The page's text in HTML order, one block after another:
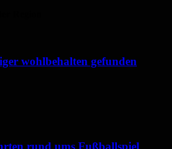
wohlbehalten gefunden
rund ums Fußballspiel